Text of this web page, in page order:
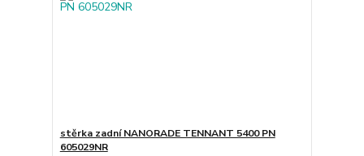
stěrka zadní NANORADE TENNANT 5400 PN
605029NR